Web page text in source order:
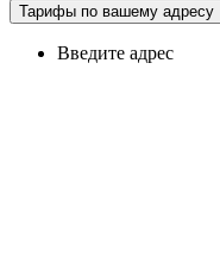
Тарифы по вашему адресу
Введите адрес